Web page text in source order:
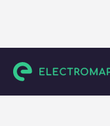
Charlottesville